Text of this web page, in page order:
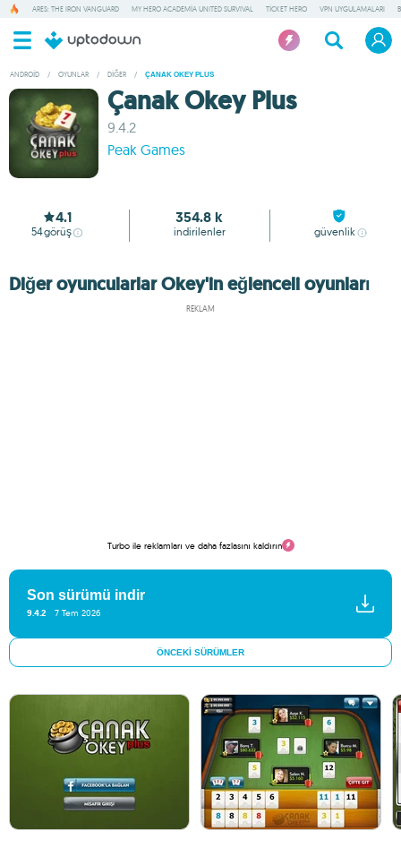
ARES: THE IRON VANGUARD MY HERO ACADEMIA UNITED SURVIVAL TICKET HERO VPN UYGULAMALARI
ANDROID / OYUNLAR / DIĞER / ÇANAK OKEY PLUS
Çanak Okey Plus
9.4.2
Peak Games
4.1
54görüş
354.8 k
indirilenler güvenlik
Diğer oyuncularlar Okey'in eğlenceli oyunları
REKLAM
Turbo ile reklamları ve daha fazlasını kaldırın
Son sürümü indir
9.4.2 7 Tem 2026
ÖNCEKI SÜRÜMLER